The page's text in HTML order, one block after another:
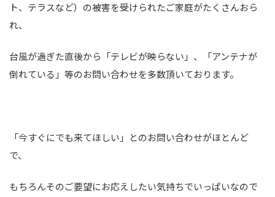
ト、テラスなど）の被害を受けられたご家庭がたくさんおら
れ、
台風が過ぎた直後から「テレビが映らない」、「アンテナが
倒れている」等のお問い合わせを多数頂いております。
「今すぐにでも来てほしい」とのお問い合わせがほとんど
で、
もちろんそのご要望にお応えしたい気持ちでいっぱいなので